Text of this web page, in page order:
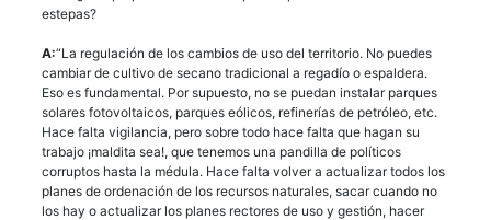
estepas?
A:“La regulación de los cambios de uso del territorio. No puedes
cambiar de cultivo de secano tradicional a regadío o espaldera.
Eso es fundamental. Por supuesto, no se puedan instalar parques
solares fotovoltaicos, parques eólicos, refinerías de petróleo, etc.
Hace falta vigilancia, pero sobre todo hace falta que hagan su
trabajo ¡maldita sea!, que tenemos una pandilla de políticos
corruptos hasta la médula. Hace falta volver a actualizar todos los
planes de ordenación de los recursos naturales, sacar cuando no
los hay o actualizar los planes rectores de uso y gestión, hacer